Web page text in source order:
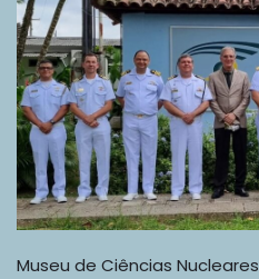
Museu de Ciências